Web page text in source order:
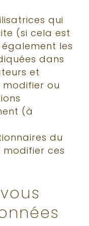
qui
(si cela est
les
dans
et
modifier ou
(à
du
modifier ces